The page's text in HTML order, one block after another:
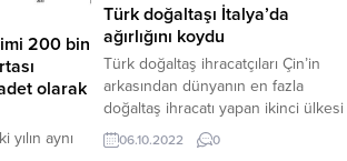
200 bin
olarak
yılın aynı
Türk doğaltaşı İtalya’da
ağırlığını koydu
Türk doğaltaş ihracatçıları Çin’in
arkasından dünyanın en fazla
doğaltaş ihracatı yapan ikinci ülkesi
İtalya’dan yeni ticari bağlantılarla
döndü. İtalya’nın Verona kentinde
06.10.2022 0